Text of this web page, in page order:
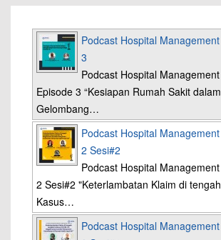
Podcast Hospital
3
Podcast Hospital
Episode 3 “Kesiapan Rumah Sakit
Gelombang…
Podcast Hospital
2 Sesi#2
Podcast Hospital
2 Sesi#2 "Keterlambatan Klaim di
Kasus…
Podcast Hospital